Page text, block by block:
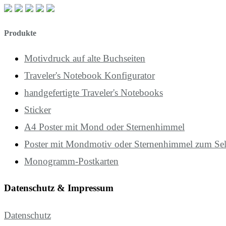
Produkte
Motivdruck auf alte Buchseiten
Traveler's Notebook Konfigurator
handgefertigte Traveler's Notebooks
Sticker
A4 Poster mit Mond oder Sternenhimmel
Poster mit Mondmotiv oder Sternenhimmel zum
Monogramm-Postkarten
Datenschutz & Impressum
Datenschutz